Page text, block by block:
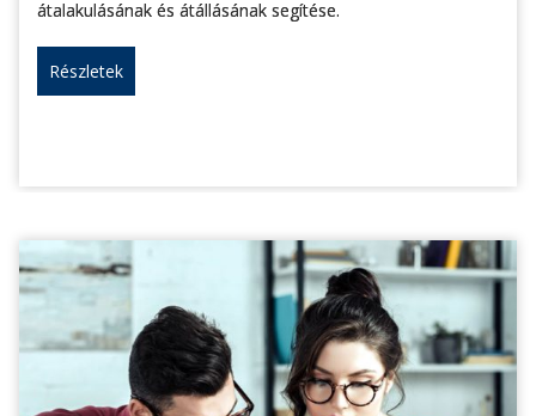
átalakulásának és átállásának segítése.
Részletek